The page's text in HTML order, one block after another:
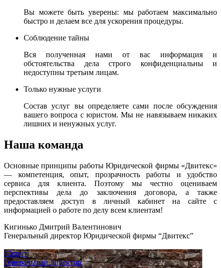
Вы можете быть уверены: мы работаем максимально
быстро и делаем все для ускорения процедуры.
Соблюдение тайны
Вся полученная нами от вас информация и
обстоятельства дела строго конфиденциальны и
недоступны третьим лицам.
Только нужные услуги
Состав услуг вы определяете сами после обсуждения
вашего вопроса с юристом. Мы не навязываем никаких
лишних и ненужных услуг.
Наша команда
Основные принципы работы Юридической фирмы «Двитекс»
— компетенция, опыт, прозрачность работы и удобство
сервиса для клиента. Поэтому мы честно оцениваем
перспективы дела до заключения договора, а также
предоставляем доступ в личный кабинет на сайте с
информацией о работе по делу всем клиентам!
Кигинько Дмитрий Валентинович
Генеральный директор Юридической фирмы “Двитекс”
Юрист
Генеральный директор